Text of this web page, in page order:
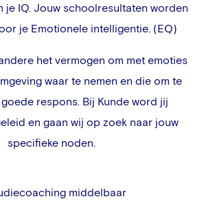
je IQ. Jouw schoolresultaten worden
je Emotionele intelligentie. (EQ)
het vermogen om met emoties
waar te nemen en die om te
respons. Bij Kunde word jij
en gaan wij op zoek naar jouw
specifieke noden.